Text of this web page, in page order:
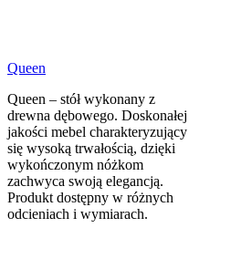
Queen
Queen – stół wykonany z
drewna dębowego. Doskonałej
jakości mebel charakteryzujący
się wysoką trwałością, dzięki
wykończonym nóżkom
zachwyca swoją elegancją.
Produkt dostępny w różnych
odcieniach i wymiarach.